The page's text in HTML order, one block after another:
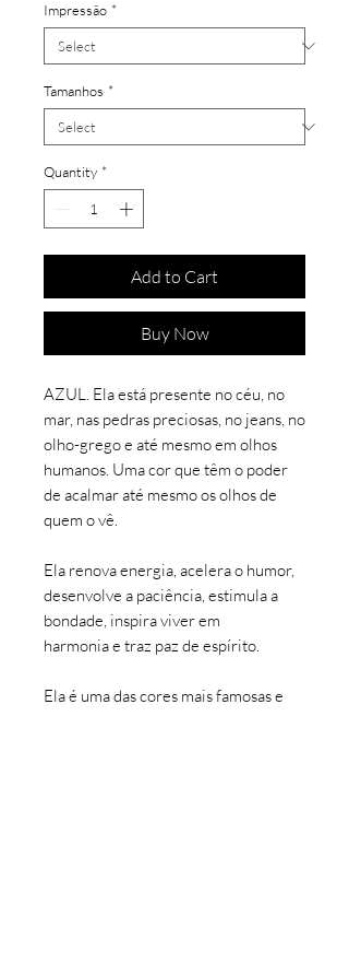
Impressão *
Tamanhos *
Quantity *
Add to Cart
Buy Now
AZUL. Ela está presente no céu, no
mar, nas pedras preciosas, no jeans, no
olho-grego e até mesmo em olhos
humanos. Uma cor que têm o poder
de acalmar até mesmo os olhos de
quem o vê.
Ela renova energia, acelera o humor,
desenvolve a paciência, estimula a
bondade, inspira viver em
harmonia e traz paz de espírito.
Ela é uma das cores mais famosas e